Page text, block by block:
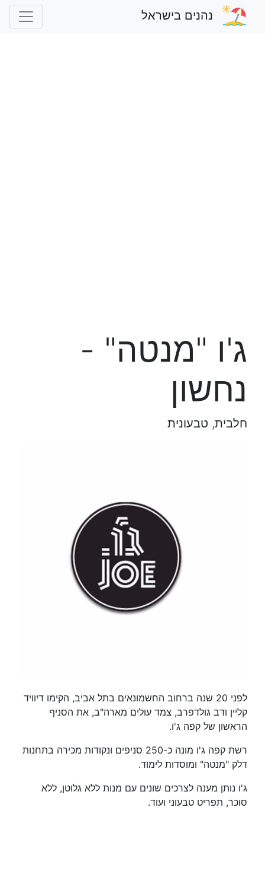
נהנים בישראל
ג'ו "מנטה" -
נחשון
חלבית, טבעונית
לפני 20 שנה ברחוב החשמונאים בתל אביב, הקימו דיוויד
קליין ודב גולדפרב, צמד עולים מארה"ב, את הסניף
הראשון של קפה ג'ו.
רשת קפה ג'ו מונה כ-250 סניפים ונקודות מכירה בתחנות
דלק "מנטה" ומוסדות לימוד.
ג'ו נותן מענה לצרכים שונים עם מנות ללא גלוטן, ללא
סוכר, תפריט טבעוני ועוד.